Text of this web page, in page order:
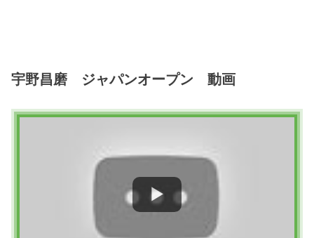
宇野昌磨 ジャパンオープン 動画